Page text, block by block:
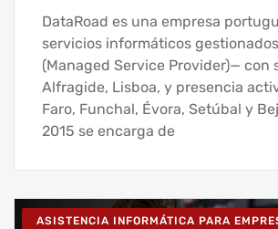
DataRoad es una empresa
servicios informáticos
(Managed Service Provider)— con
Alfragide, Lisboa, y presencia
Faro, Funchal, Évora, Setúbal y
2015 se encarga de
ASISTENCIA INFORMÁTICA PARA